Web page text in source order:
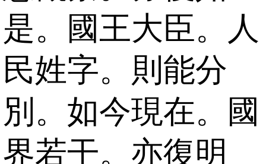
是。國王大臣。人
民姓字。則能分
別。如今現在。國
界若干。亦復明